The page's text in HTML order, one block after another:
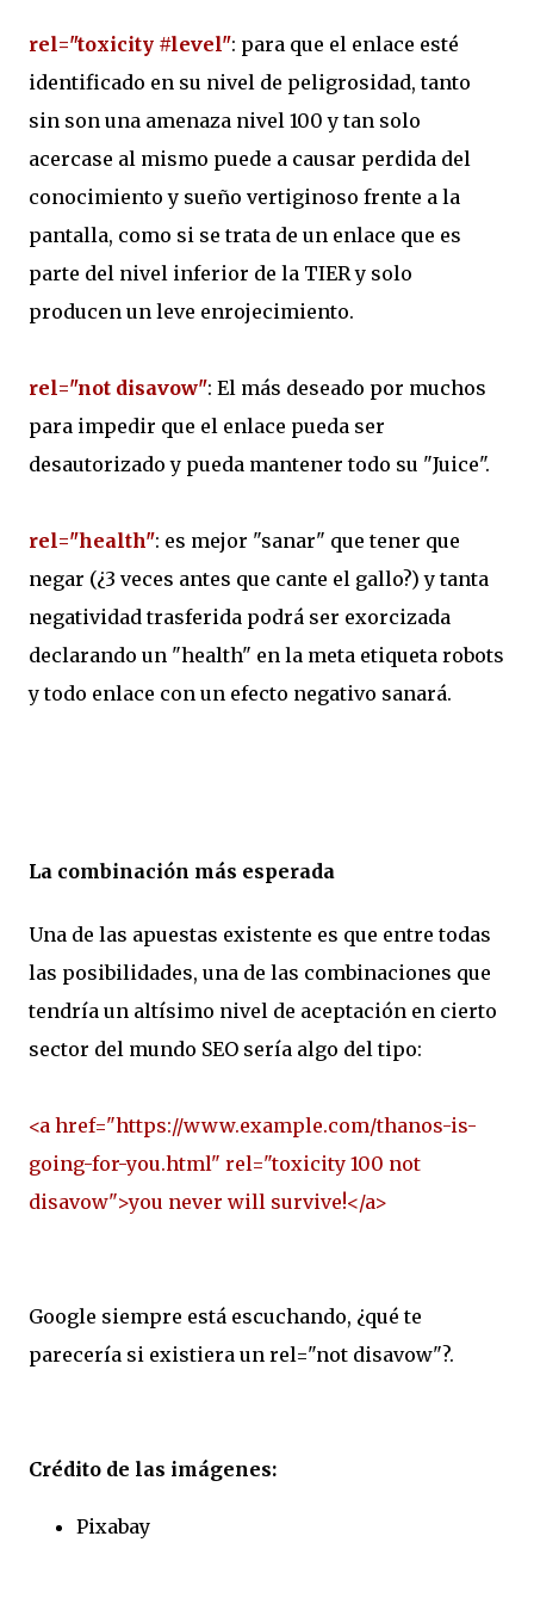
rel="toxicity #level": para que el enlace esté
identificado en su nivel de peligrosidad, tanto
sin son una amenaza nivel 100 y tan solo
acercase al mismo puede a causar perdida del
conocimiento y sueño vertiginoso frente a la
pantalla, como si se trata de un enlace que es
parte del nivel inferior de la TIER y solo
producen un leve enrojecimiento.
rel="not disavow": El más deseado por muchos
para impedir que el enlace pueda ser
desautorizado y pueda mantener todo su "Juice".
rel="health": es mejor "sanar" que tener que
negar (¿3 veces antes que cante el gallo?) y tanta
negatividad trasferida podrá ser exorcizada
declarando un "health" en la meta etiqueta robots
y todo enlace con un efecto negativo sanará.
La combinación más esperada
Una de las apuestas existente es que entre todas
las posibilidades, una de las combinaciones que
tendría un altísimo nivel de aceptación en cierto
sector del mundo SEO sería algo del tipo:
<a href="https://www.example.com/thanos-is-
going-for-you.html" rel="toxicity 100 not
disavow">you never will survive!</a>
Google siempre está escuchando, ¿qué te
parecería si existiera un rel="not disavow"?.
Crédito de las imágenes:
Pixabay